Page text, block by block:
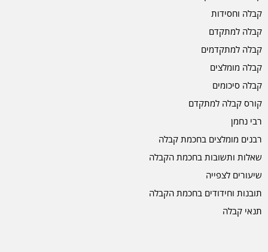
קבלה וחסידות
קבלה למתקדם
קבלה למתקדמים
קבלה מומלצים
קבלה סיכומים
קורס קבלה למתקדם
רבי נחמן
רבנים מומלצים בחכמת קבלה
שאלות ותשובות בחכמת הקבלה
שיעורים לצפייה
תובנות וחידודים בחכמת הקבלה
תנאי קבלה